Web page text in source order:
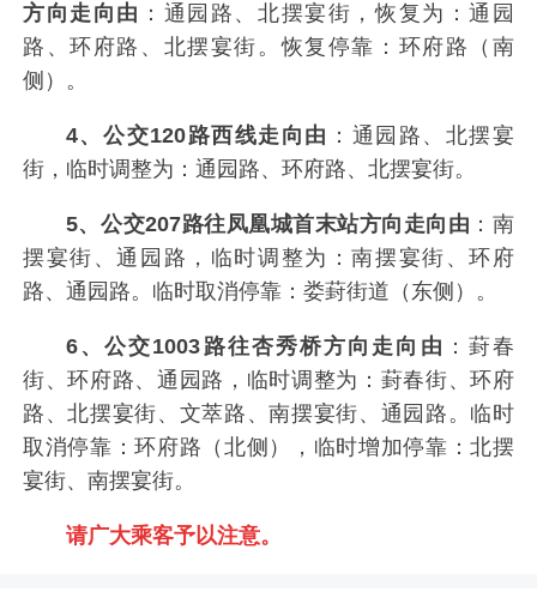
方向走向由 ：通园路、北摆宴街，恢复为：通园
路、环府路、北摆宴街。恢复停靠：环府路（南
侧）。
4、公交120路西线走向由 ：通园路、北摆宴
街，临时调整为：通园路、环府路、北摆宴街。
5、公交207路往凤凰城首末站方向走向由 ：南
摆宴街、通园路，临时调整为：南摆宴街、环府
路、通园路。临时取消停靠：娄葑街道（东侧）。
6、公交1003路往杏秀桥方向走向由 ：葑春
街、环府路、通园路，临时调整为：葑春街、环府
路、北摆宴街、文萃路、南摆宴街、通园路。临时
取消停靠：环府路（北侧），临时增加停靠：北摆
宴街、南摆宴街。
请广大乘客予以注意。